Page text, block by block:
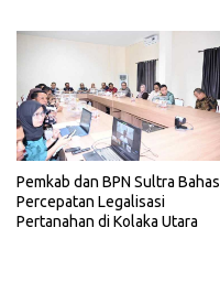
Pemkab dan BPN Sultra Bahas
Percepatan Legalisasi
Pertanahan di Kolaka Utara